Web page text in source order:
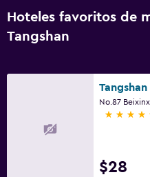
Hoteles favoritos de
Tangshan
5
$28